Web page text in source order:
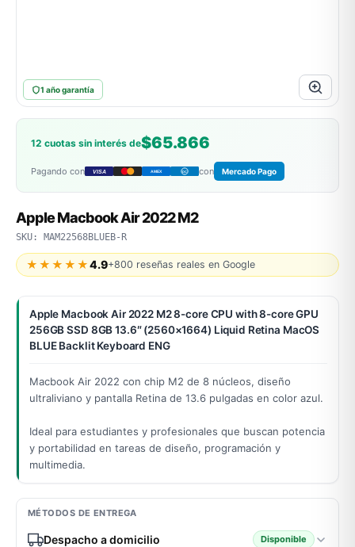
ACER
1 año garantía
12 cuotas sin interés de$65.866
Pagando con VISA AMEX DC con Mercado Pago
Apple Macbook Air 2022 M2
SKU: MAM22568BLUEB-R
★★★★★4.9+800 reseñas reales en Google
Apple Macbook Air 2022 M2 8-core CPU with 8-core GPU
256GB SSD 8GB 13.6″ (2560×1664) Liquid Retina MacOS
BLUE Backlit Keyboard ENG
Macbook Air 2022 con chip M2 de 8 núcleos, diseño
ultraliviano y pantalla Retina de 13.6 pulgadas en color azul.
Ideal para estudiantes y profesionales que buscan potencia
y portabilidad en tareas de diseño, programación y
multimedia.
MÉTODOS DE ENTREGA
Despacho a domicilio Disponible